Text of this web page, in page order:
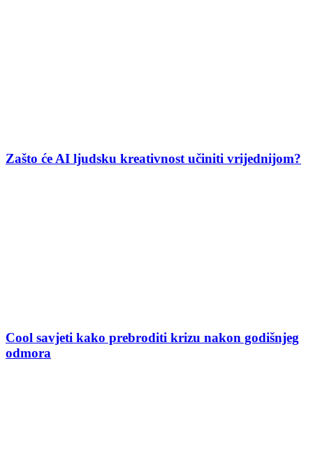
Zašto će AI ljudsku kreativnost učiniti vrijednijom?
Cool savjeti kako prebroditi krizu nakon godišnjeg
odmora